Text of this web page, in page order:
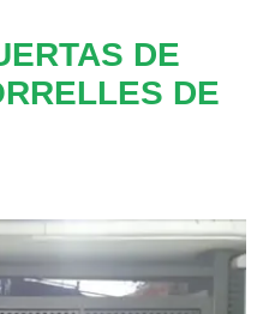
DE
DE